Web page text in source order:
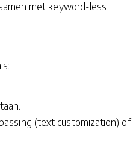
met keyword-less
(text customization) of